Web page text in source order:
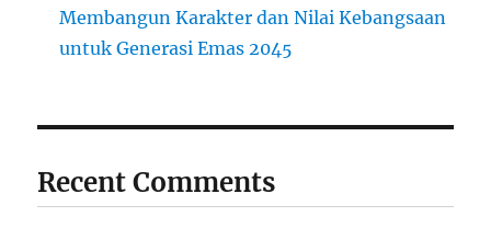
Membangun Karakter dan Nilai Kebangsaan
untuk Generasi Emas 2045
Recent Comments